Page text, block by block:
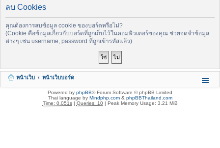
a
i
ลบ Cookies
คุณต้องการลบข้อมูล cookie ของบอร์ดหรือไม่?
(Cookie คือข้อมูลเกี่ยวกับบอร์ดที่ถูกเก็บไว้ในคอมพิวเตอร์ของคุณ ช่วยจดจำข้อมูล
ต่างๆ เช่น username, password ที่ถูกเข้ารหัสแล้ว)
หน้าเว็บ หน้าเว็บบอร์ด
Powered by phpBB® Forum Software © phpBB Limited
Thai language by Mindphp.com& phpBBThailand.com
Time: 0.051s| Queries: 10| Peak Memory Usage: 3.21 MiB